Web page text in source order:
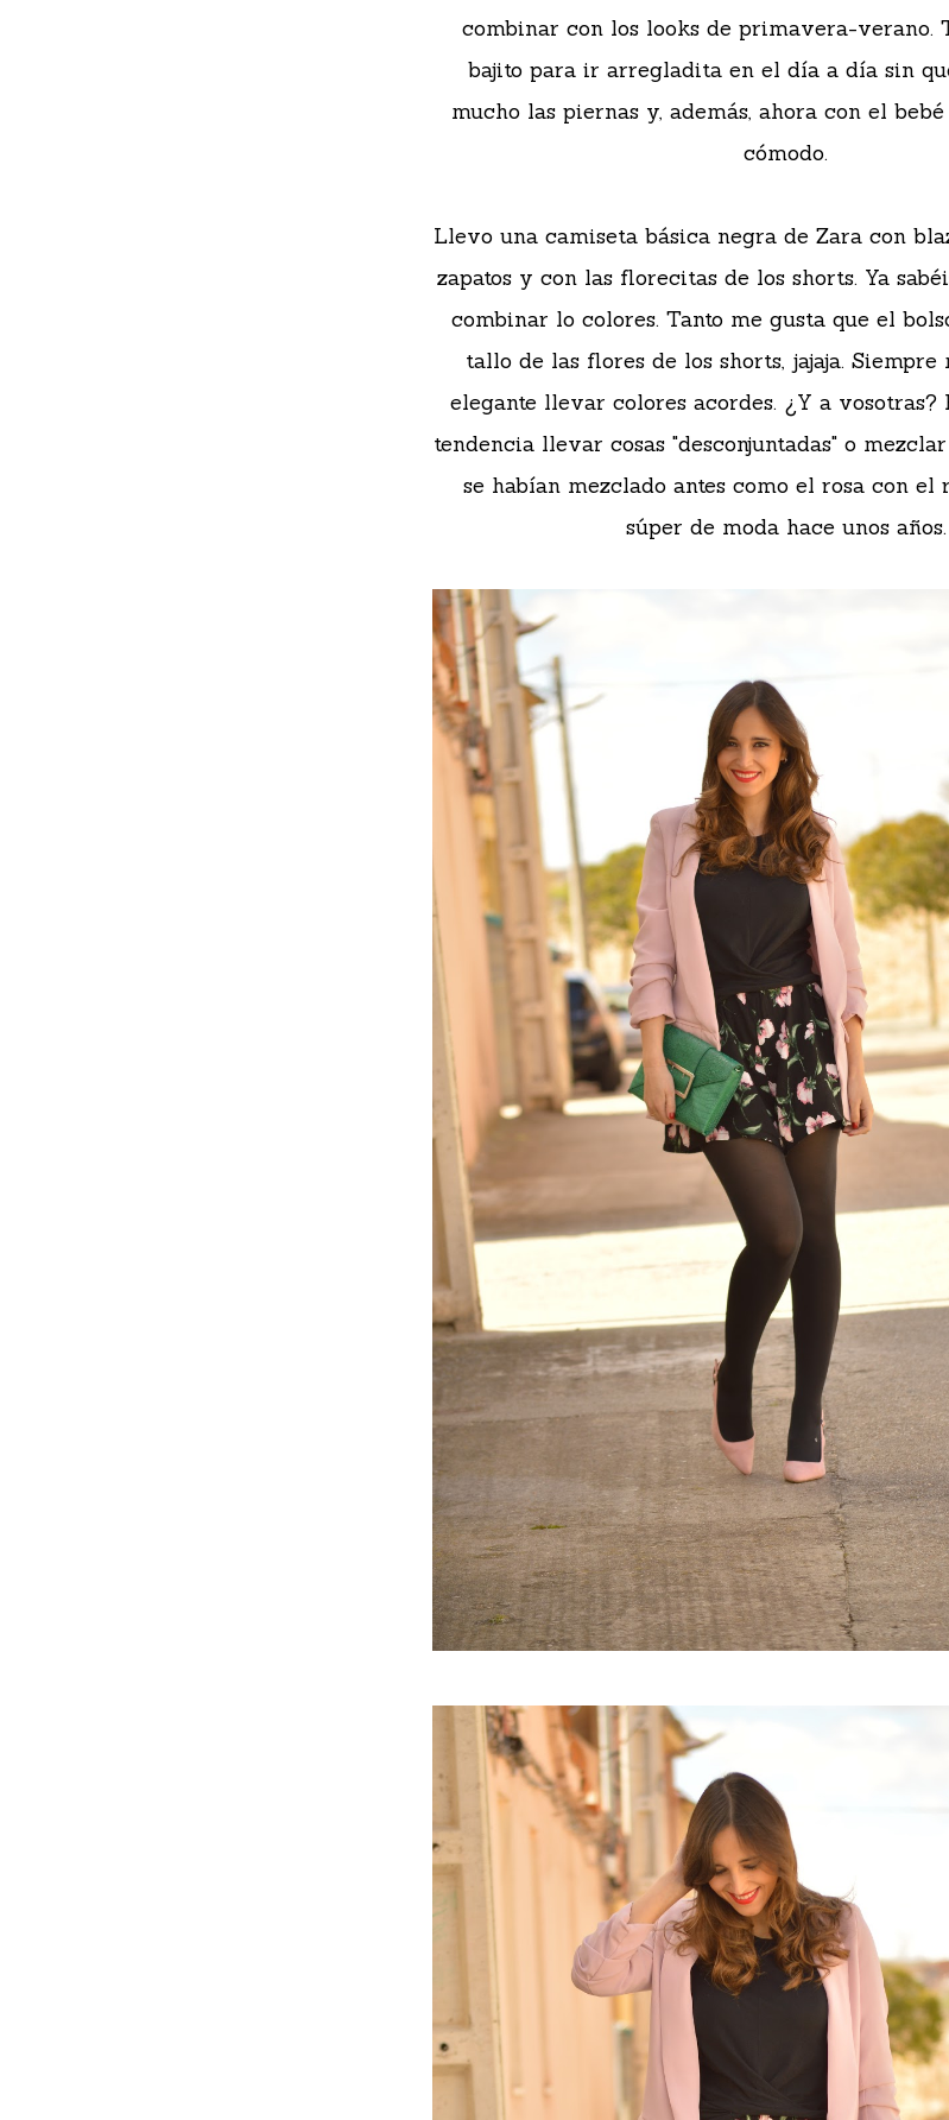
combinar con los looks de primavera-verano.
bajito para ir arregladita en el día a día sin
mucho las piernas y, además, ahora con el
cómodo.
Llevo una camiseta básica negra de Zara con
zapatos y con las florecitas de los shorts. Ya
combinar lo colores. Tanto me gusta que el
tallo de las flores de los shorts, jajaja.
elegante llevar colores acordes. ¿Y a vosotras?
tendencia llevar cosas "desconjuntadas" o
se habían mezclado antes como el rosa con el
súper de moda hace unos años.